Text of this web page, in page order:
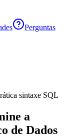
Perguntas
sintaxe SQL
a
de Dados